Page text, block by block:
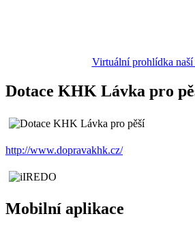
Virtuální prohlídka naší
Dotace KHK Lávka pro
http://www.dopravakhk.cz/
Mobilní aplikace